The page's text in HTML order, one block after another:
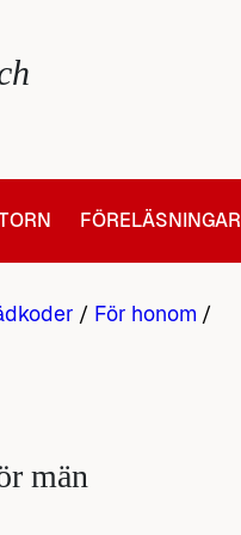
FÖRELÄSNINGAR
/ För honom /
män